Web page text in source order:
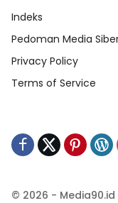
Indeks
Pedoman Media
Privacy Policy
Terms of Service
© 2026 -